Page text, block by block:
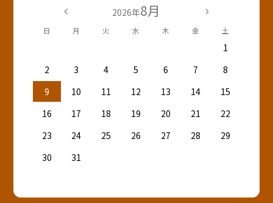
2026年8月
日 月 火 水 木 金 土
1
2
3 4 5 6 7
8
9
10 11 12 13 14
15
16
17 18 19 20 21
22
23
24 25 26 27 28
29
30
31